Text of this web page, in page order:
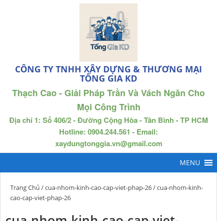
CÔNG TY TNHH XÂY DỰNG & THƯƠNG MẠI
TỐNG GIA KD
Thạch Cao - Giải Pháp Trần Và Vách Ngăn Cho
Mọi Công Trình
Địa chỉ 1: Số 406/2 - Đường Cộng Hòa - Tân Bình - TP HCM
Hotline: 0904.244.561 - Email:
xaydungtonggia.vn@gmail.com
Trang Chủ /cua-nhom-kinh-cao-cap-viet-phap-26/ cua-nhom-kinh-
cao-cap-viet-phap-26